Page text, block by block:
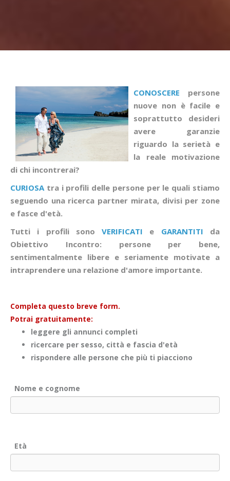
CONOSCERE persone
nuove non è facile e
soprattutto desideri
avere garanzie
riguardo la serietà e
la reale motivazione
di chi incontrerai?
CURIOSA tra i profili delle persone per le quali stiamo
seguendo una ricerca partner mirata, divisi per zone
e fasce d'età.
Tutti i profili sonoVERIFICATI e GARANTITI da
Obiettivo Incontro: persone per bene,
sentimentalmente libere e seriamente motivate a
intraprendere una relazione d'amore importante.
Completa questo breve form.
Potrai gratuitamente:
leggere gli annunci completi
ricercare per sesso, città e fascia d'età
rispondere alle persone che più ti piacciono
Nome e cognome
Età